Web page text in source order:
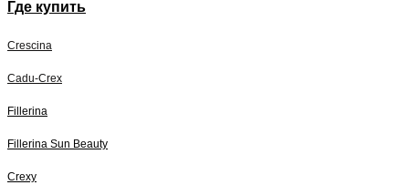
Где купить
Crescina
Cadu-Crex
Fillerina
Fillerina Sun Beauty
Crexy